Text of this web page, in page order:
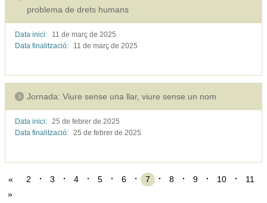
problema de drets humans
Data inici: 11 de març de 2025
Data finalització:
11 de març de 2025
Jornada: Viure sense una llar, viure sense un nom
Data inici: 25 de febrer de 2025
Data finalització: 25 de febrer de 2025
« 2 3 4 5 6 7 8 9 10
11
»